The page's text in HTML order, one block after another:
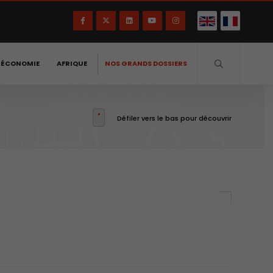
AFRIQUE NOS GRANDS DOSSIERS
Défiler vers le bas pour découvrir